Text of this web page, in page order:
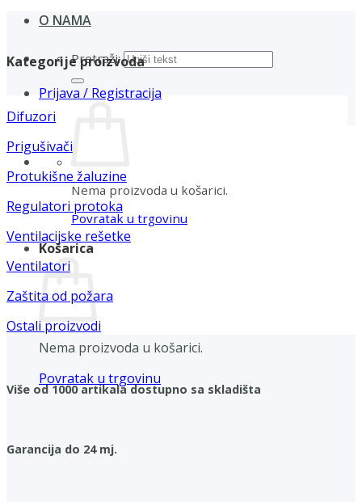
O NAMA
Pretraži:
Prijava / Registracija
Nema proizvoda u košarici.
Povratak u trgovinu
Košarica
Nema proizvoda u košarici.
Povratak u trgovinu
Kategorije proizvoda
Difuzori
Prigušivači
Protukišne žaluzine
Regulatori protoka
Ventilacijske rešetke
Ventilatori
Zaštita od požara
Ostali proizvodi
Više od 1000 artikala dostupno sa skladišta
Garancija do 24 mj.